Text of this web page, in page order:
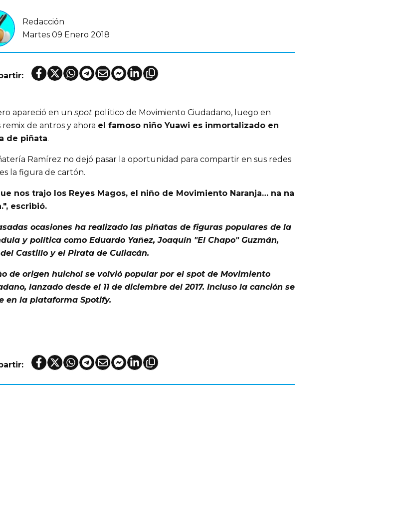
Redacción
Martes 09 Enero 2018
apareció en un spot político de Movimiento Ciudadano, luego en
remix de antros y ahora el famoso niño Yuawi es inmortalizado en
de piñata.
Ramírez no dejó pasar la oportunidad para compartir en sus redes
la figura de cartón.
nos trajo los Reyes Magos, el niño de Movimiento Naranja… na na
escribió.
ocasiones ha realizado las piñatas de figuras populares de la
y política como Eduardo Yañez, Joaquín "El Chapo" Guzmán,
Castillo y el Pirata de Culiacán.
de origen huichol se volvió popular por el spot de Movimiento
lanzado desde el 11 de diciembre del 2017. Incluso la canción se
en la plataforma Spotify.